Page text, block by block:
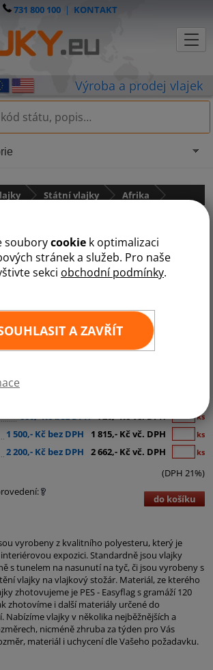
souborycookie k optimalizaci
stránek a služeb. Pro naše
sekci obchodní podmínky.
A ZAVŘÍT
731 800 100 | KONTAKT
Státní vlajky Afrika
ks
1 500,- Kč bez DPH 1 815,- Kč vč. DPH ks
2 200,- Kč bez DPH 2 662,- Kč vč. DPH ks
(DPH 21%)
do košíku
vyrobeny z kvalitního polyesteru, který je
expozici. Standardně jsou vlajky
s tunelem na nasunutí na tyč, či jsou vyrobeny s
vlajky na vlajkový stožár. Materiál, ze kterého
zhotovujeme je PES - Easyflag s gramáží 120
zhotovíme i další materiály určené do
Nabízíme vlajky v několika nejběžnějších a
nicméně zhruba za týden pro Vás
materiál i uchycení dle Vašeho požadavku.